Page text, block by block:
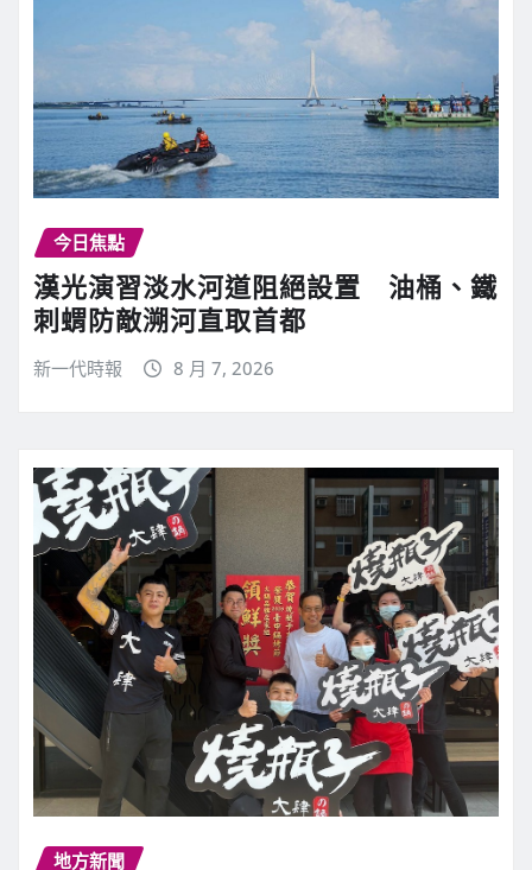
今日焦點
漢光演習淡水河道阻絕設置 油桶、鐵
刺蝟防敵溯河直取首都
新一代時報 8 月 7, 2026
地方新聞